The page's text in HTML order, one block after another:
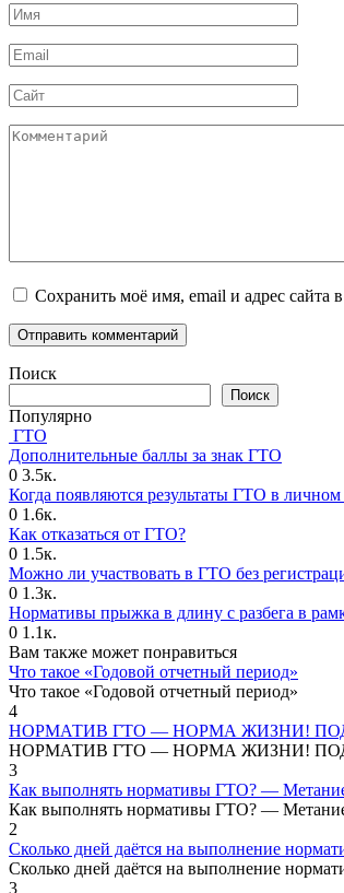
Имя
*
Email
*
Сайт
Комментарий
Сохранить моё имя, email и адрес сайта
Поиск
Поиск
Популярно
ГТО
Дополнительные баллы за знак ГТО
0 3.5к.
Когда появляются результаты ГТО в личном
0 1.6к.
Как отказаться от ГТО?
0 1.5к.
Можно ли участвовать в ГТО без
0 1.3к.
Нормативы прыжка в длину с разбега в
0 1.1к.
Вам также может понравиться
Что такое «Годовой отчетный период»
Что такое «Годовой отчетный период»
4
НОРМАТИВ ГТО — НОРМА ЖИЗНИ!
НОРМАТИВ ГТО — НОРМА ЖИЗНИ!
3
Как выполнять нормативы ГТО? — Метание
Как выполнять нормативы ГТО? —
2
Сколько дней даётся на выполнение
Сколько дней даётся на выполнение
3